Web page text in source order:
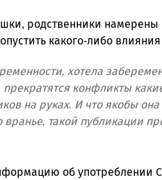
родственники намерены
какого-либо
хотела
прекратятся конфликты
на руках. И что якобы
такой публикации
об употреблении